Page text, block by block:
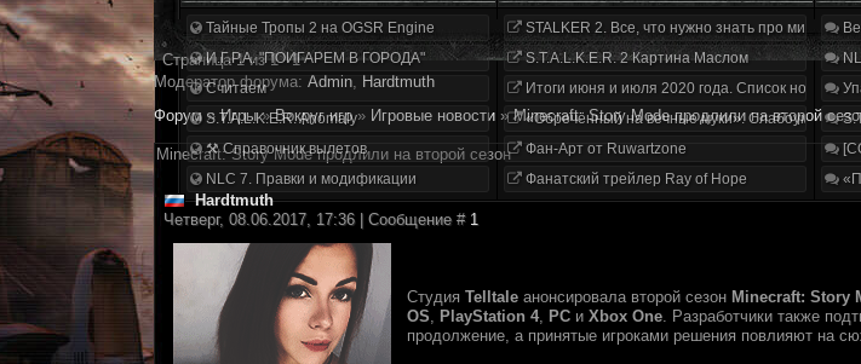
Тайные Тропы 2 на OGSR Engine
И.Г.Р.А. "ПОИГАРЕМ В ГОРОДА"
Считаем
S.T.A.L.K.E.R. Anomaly
⚒ Справочник вылетов
NLC 7. Правки и модификации
STALKER 2. Все, что нужно знать про мир,
S.T.A.L.K.E.R. 2 Картина Маслом
Итоги июня и июля 2020 года. Список
«Обречённый на вечные муки». Слабоумие и
Фан-Арт от Ruwartzone
Фанатский трейлер Ray of Hope
Страница1из1
1
Модератор форума: Аdmin, Hardtmuth
Форум » Игры » Вокруг игр » Игровые новости » Minecraft: Story Mode продлили на второй
Minecraft: Story Mode продлили на второй сезон
Hardtmuth
Четверг, 08.06.2017, 17:36 | Сообщение # 1
Студия Telltale анонсировала второй сезон Minecraft: Story
OS, PlayStation 4, PC и Xbox One. Разработчики также
продолжение, а принятые игроками решения повлияют на